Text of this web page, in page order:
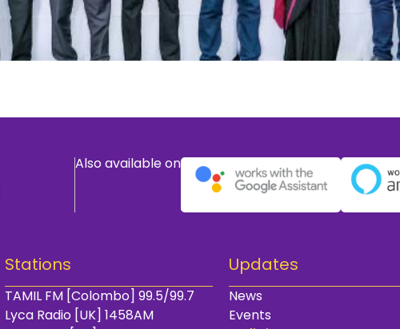
Also available on
Stations
TAMIL FM [Colombo] 99.5/99.7
Lyca Radio [UK] 1458AM
Updates
News
Events